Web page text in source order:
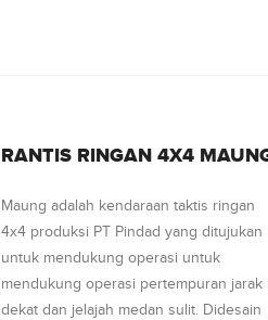
RANTIS RINGAN 4X4
Maung adalah kendaraan taktis ringan
4x4 produksi PT Pindad yang ditujukan
untuk mendukung operasi untuk
mendukung operasi pertempuran jarak
dekat dan jelajah medan sulit. Didesain